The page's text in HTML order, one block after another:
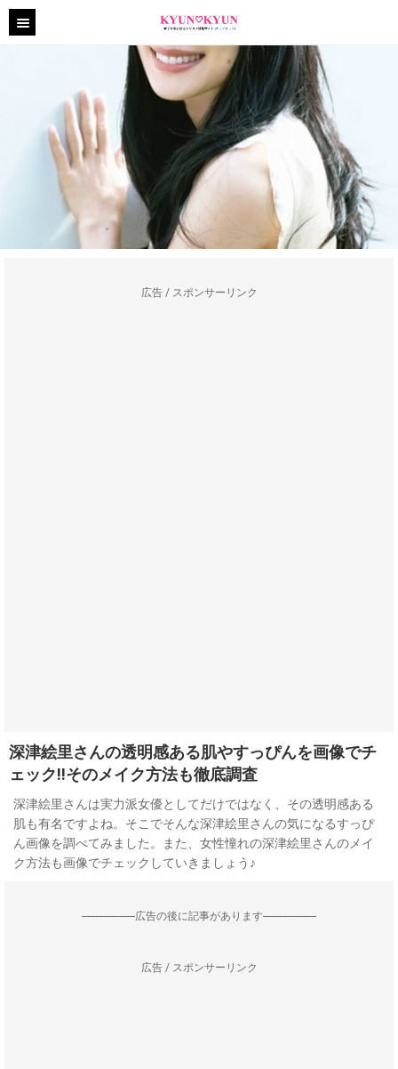
広告 / スポンサーリンク
深津絵里さんの透明感ある肌やすっぴんを画像でチ
ェック!!そのメイク方法も徹底調査
深津絵里さんは実力派女優としてだけではなく、その透明感ある
肌も有名ですよね。そこでそんな深津絵里さんの気になるすっぴ
ん画像を調べてみました。また、女性憧れの深津絵里さんのメイ
ク方法も画像でチェックしていきましょう♪
--------------------広告の後に記事があります--------------------
広告 / スポンサーリンク